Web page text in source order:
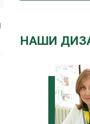
НАШИ